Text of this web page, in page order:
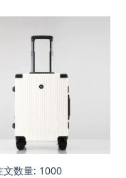
文数量: 1000